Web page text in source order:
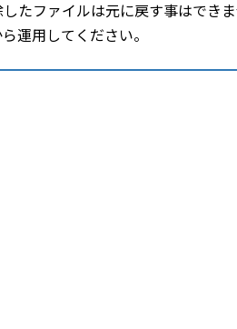
したファイルは元に戻す事はでき
運用してください。